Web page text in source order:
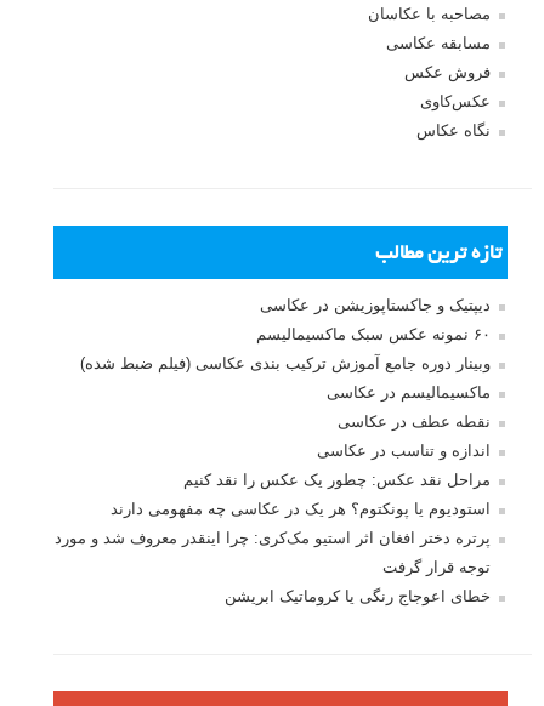
مصاحبه با عکاسان
مسابقه عکاسی
فروش عکس
عکس‌کاوی
نگاه عکاس
تازه ترین مطالب
دیپتیک و جاکستا‌پوزیشن در عکاسی
۶۰ نمونه عکس سبک ماکسیمالیسم
وبینار دوره جامع آموزش ترکیب بندی عکاسی (فیلم ضبط شده)
ماکسیمالیسم در عکاسی
نقطه عطف در عکاسی
اندازه و تناسب در عکاسی
مراحل نقد عکس: چطور یک عکس را نقد کنیم
استودیوم یا پونکتوم؟ هر یک در عکاسی چه مفهومی دارند
پرتره دختر افغان اثر استیو مک‌کری: چرا اینقدر معروف شد و مورد
توجه قرار گرفت
خطای اعوجاج رنگی یا کروماتیک ابریشن